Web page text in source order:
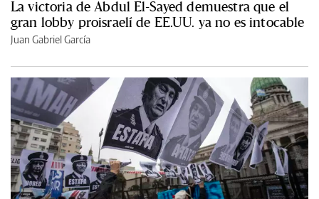
La victoria de Abdul El-Sayed demuestra que el
gran lobby proisraelí de EE.UU. ya no es intocable
Juan Gabriel García